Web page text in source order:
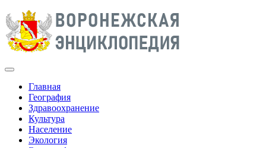
Главная
География
Здравоохранение
Культура
Население
Экология